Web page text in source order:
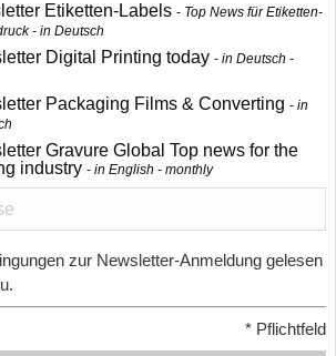
Etiketten-Labels
Top News für Etiketten-
- in Deutsch
Digital Printing today
in Deutsch -
Packaging Films & Converting
in
Gravure Global Top news for the
industry
in English - monthly
zur Newsletter-Anmeldung gelesen
* Pflichtfeld